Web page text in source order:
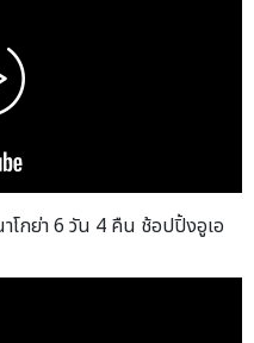
โกย่า 6 วัน 4 คืน ช้อปปิ้งอูเอ